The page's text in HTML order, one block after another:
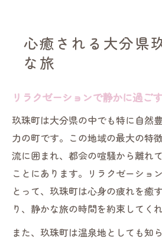
心癒される大分県
な旅
リラクゼーションで静かに過ご
玖珠町は大分県の中でも特に自然
力の町です。この地域の最大の特
流に囲まれ、都会の喧騒から離れ
ことにあります。リラクゼーショ
とって、玖珠町は心身の疲れを癒
り、静かな旅の時間を約束してくれ
また、玖珠町は温泉地としても知